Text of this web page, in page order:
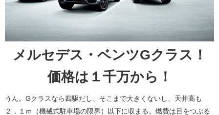
メルセデス・ベンツGクラス！
価格は１千万から！
うん。Gクラスなら四駆だし、そこまで大きくないし、天井高も
２．１ｍ（機械式駐車場の限界）以下に収まる。燃費は目をつぶる